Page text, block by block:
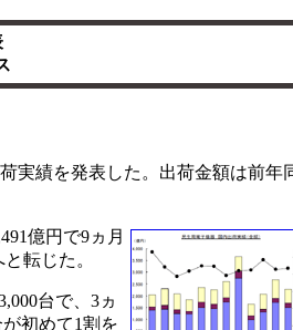
実績を発表した。出荷金額は前年
億円で9ヵ月
転じた。
台で、3ヵ
初めて1割を